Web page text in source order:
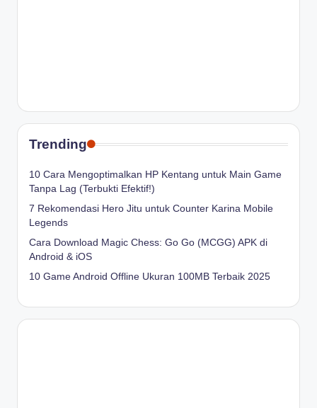
Trending
10 Cara Mengoptimalkan HP Kentang untuk Main Game
Tanpa Lag (Terbukti Efektif!)
7 Rekomendasi Hero Jitu untuk Counter Karina Mobile
Legends
Cara Download Magic Chess: Go Go (MCGG) APK di
Android & iOS
10 Game Android Offline Ukuran 100MB Terbaik 2025